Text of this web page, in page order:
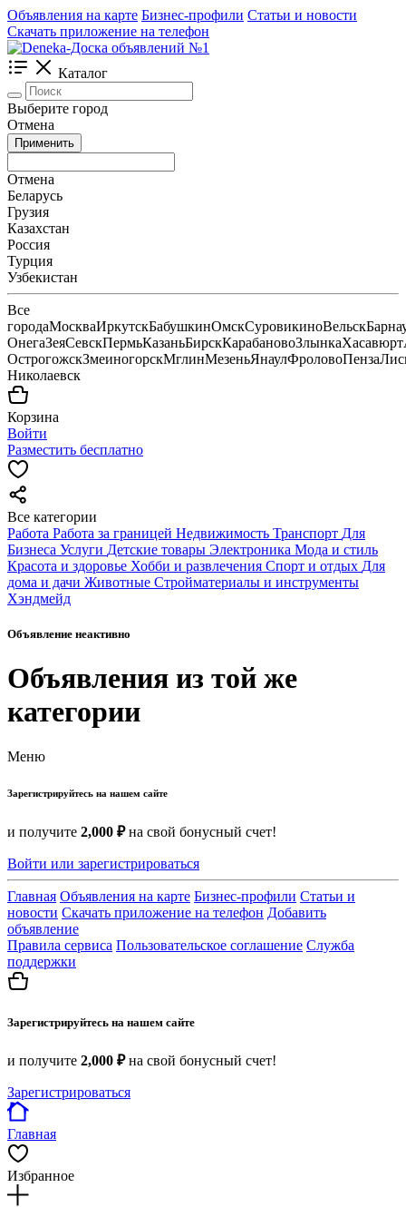
Объявления на карте Бизнес-профили Статьи и новости
Скачать приложение на телефон
Каталог
Выберите город
Отмена
Применить
Отмена
Беларусь
Грузия
Казахстан
Россия
Турция
Узбекистан
Все
городаМоскваИркутскБабушкинОмскСуровикиноВельск
ОнегаЗеяСевскПермьКазаньБирскКарабановоЗлынкаХасавюрт
ОстрогожскЗмеиногорскМглинМезеньЯнаулФроловоПенза
Николаевск
Корзина
Войти
Разместить бесплатно
Все категории
Работа Работа за границей Недвижимость Транспорт Для
Бизнеса Услуги Детские товары Электроника Мода и стиль
Красота и здоровье Хобби и развлечения Спорт и отдых Для
дома и дачи Животные Стройматериалы и инструменты
Хэндмейд
Объявление неактивно
Объявления из той же
категории
Меню
Зарегистрируйтесь на нашем сайте
и получите 2,000 ₽на свой бонусный счет!
Войти или зарегистрироваться
Главная Объявления на карте Бизнес-профили Статьи и
новости Скачать приложение на телефон Добавить
объявление
Правила сервиса Пользовательское соглашение Служба
поддержки
Зарегистрируйтесь на нашем сайте
и получите 2,000 ₽на свой бонусный счет!
Зарегистрироваться
Главная
Избранное